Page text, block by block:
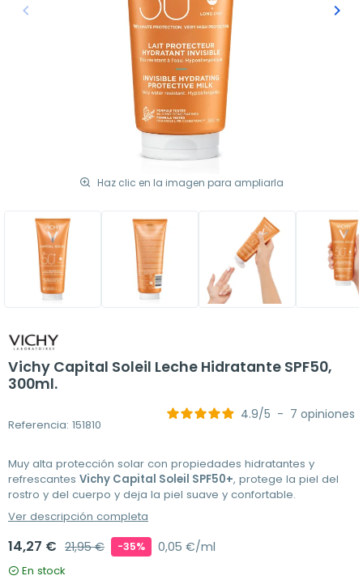
Anterior
keyboard_arrow_left keyboard_arrow_right
Haz clic en la imagen para ampliarla
Vichy Capital Soleil Leche Hidratante SPF50,
300ml.
Referencia: 151810
4.9/5 - 7 opiniones
Muy alta protección solar con propiedades hidratantes y
refrescantes Vichy Capital Soleil SPF50+, protege la piel del
rostro y del cuerpo y deja la piel suave y confortable.
Ver descripción completa
14,27 € 21,95 € -35% 0,05 €/ml
En stock